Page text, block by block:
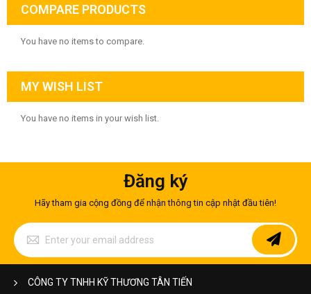
COMPARE PRODUCTS
You have no items to compare.
MY WISH LIST
You have no items in your wish list.
Đăng ký
Hãy tham gia cộng đồng để nhận thông tin cập nhật đầu tiên!
Sign
Up
for
Our
Newsletter:
CÔNG TY TNHH KỸ THƯƠNG TÂN TIẾN